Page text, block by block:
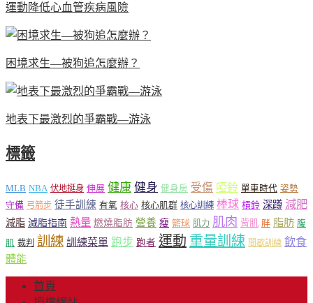
運動降低心血管疾病風險
困境求生—被狗追怎麼辦？
地表下最激烈的爭霸戰—游泳
標籤
MLB NBA 伏地挺身 伸展 健康 健身 健身房 受傷 啞鈴 單車時代 姿勢
守備 弓箭步 徒手訓練 有氧 核心 核心肌群 核心訓練 棒球 槓鈴 深蹲 減肥
減脂 減脂指南 熱量 燃燒脂肪 營養 瘦 籃球 肌力 肌肉 背肌 胖 脂肪 腹
肌 裁判 訓練 訓練菜單 跑步 跑者 運動 重量訓練 間歇訓練 飲食
體能
首頁